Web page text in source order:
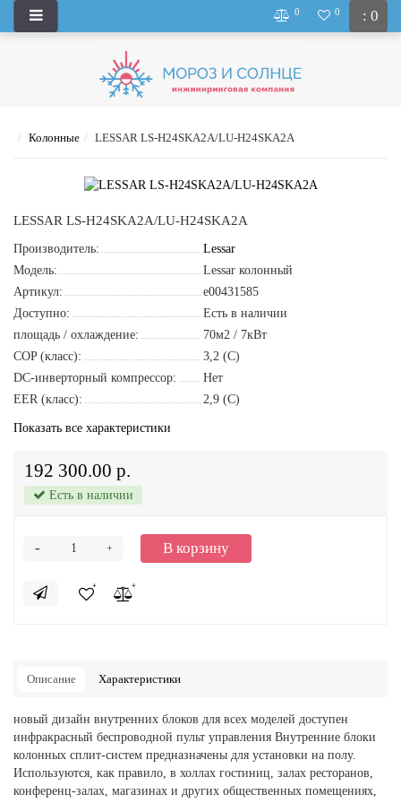
: 0
0 0
Колонные LESSAR LS-H24SKA2A/LU-H24SKA2A
LESSAR LS-H24SKA2A/LU-H24SKA2A
Производитель:
Lessar
Модель:
Lessar колонный
Артикул:
e00431585
Доступно:
Есть в наличии
площадь / охлаждение:
70м2 / 7кВт
COP (класс):
3,2 (С)
DC-инверторный компрессор:
Нет
EER (класс):
2,9 (С)
Показать все характеристики
192 300.00 р.
Есть в наличии
+
- В корзину
Описание Характеристики
новый дизайн внутренних блоков для всех моделей доступен
инфракрасный беспроводной пульт управления Внутренние блоки
колонных сплит-систем предназначены для установки на полу.
Используются, как правило, в холлах гостиниц, залах ресторанов,
конференц-залах, магазинах и других общественных помещениях,